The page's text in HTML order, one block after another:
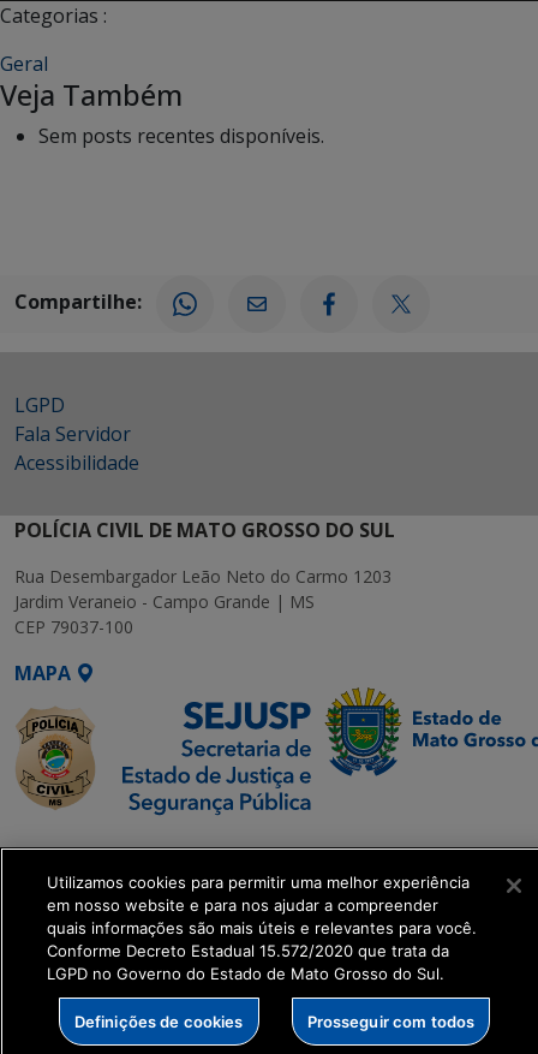
Categorias :
Geral
Veja Também
Sem posts recentes disponíveis.
Compartilhe:
LGPD
Fala Servidor
Acessibilidade
POLÍCIA CIVIL DE MATO GROSSO DO SUL
Rua Desembargador Leão Neto do Carmo 1203
Jardim Veraneio - Campo Grande | MS
CEP 79037-100
MAPA
SETDIG | Secretaria-
Executiva de
Transformação Digital
get_footer();
Utilizamos cookies para permitir uma melhor experiência
em nosso website e para nos ajudar a compreender
quais informações são mais úteis e relevantes para você.
Conforme Decreto Estadual 15.572/2020 que trata da
LGPD no Governo do Estado de Mato Grosso do Sul.
Definições de cookies Prosseguir com todos